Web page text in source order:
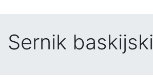
Sernik baskijski